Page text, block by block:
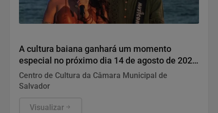
A cultura baiana ganhará um momento
especial no próximo dia 14 de agosto de 2026,
às 16h
Centro de Cultura da Câmara Municipal de
Salvador
Visualizar